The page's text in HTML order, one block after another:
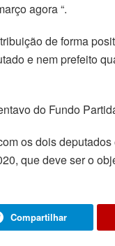
agora “.
de forma
e nem prefeito
do Fundo
os dois
que deve ser o
Compartilhar